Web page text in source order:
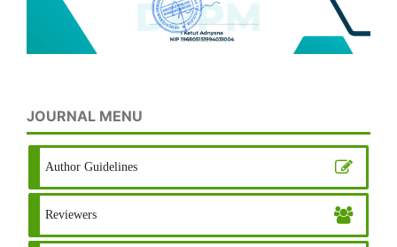
JOURNAL MENU
Author Guidelines
Reviewers